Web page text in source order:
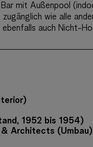
mit Außenpool
wie alle
ebenfalls auch Nicht-
1952 bis 1954)
& Architects (Umbau)